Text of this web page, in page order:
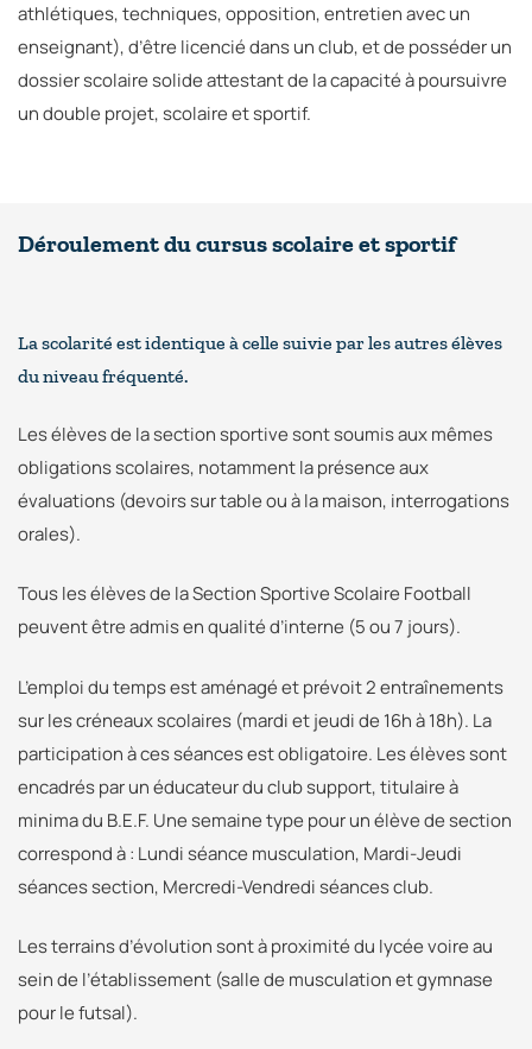
athlétiques, techniques, opposition, entretien avec un
enseignant), d’être licencié dans un club, et de posséder un
dossier scolaire solide attestant de la capacité à poursuivre
un double projet, scolaire et sportif.
Déroulement du cursus scolaire et sportif
La scolarité est identique à celle suivie par les autres élèves
du niveau fréquenté.
Les élèves de la section sportive sont soumis aux mêmes
obligations scolaires, notamment la présence aux
évaluations (devoirs sur table ou à la maison, interrogations
orales).
Tous les élèves de la Section Sportive Scolaire Football
peuvent être admis en qualité d’interne (5 ou 7 jours).
L’emploi du temps est aménagé et prévoit 2 entraînements
sur les créneaux scolaires (mardi et jeudi de 16h à 18h). La
participation à ces séances est obligatoire. Les élèves sont
encadrés par un éducateur du club support, titulaire à
minima du B.E.F. Une semaine type pour un élève de section
correspond à : Lundi séance musculation, Mardi-Jeudi
séances section, Mercredi-Vendredi séances club.
Les terrains d’évolution sont à proximité du lycée voire au
sein de l’établissement (salle de musculation et gymnase
pour le futsal).